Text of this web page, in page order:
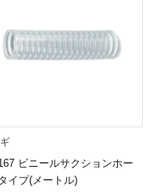
ビニールサクションホー
イプ(メートル)